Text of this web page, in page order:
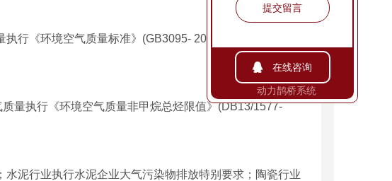
《环境空气质量标准》(GB3095- 2012) 二级标准要求，
执行《环境空气质量非甲烷总烃限值》(DB13/1577-
泥行业执行水泥企业大气污染物排放特别要求；陶瓷行业
提交留言
在线咨询
动力鹊桥系统